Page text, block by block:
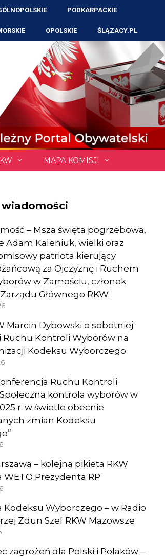
PODKARPACKIE
OPOLSKIE ŚLĄZACY.PL
MAPA KOMISJI
– Msza święta pogrzebowa,
Adam Kaleniuk, wielki oraz
patriota kierujący
za Ojczyznę i Ruchem
w Zamościu, członek
Głównego RKW.
Marcin Dybowski o sobotniej
Kontroli Wyborów na
Kodeksu Wyborczego
Ruchu Kontroli
kontrola wyborów w
r. w świetle obecnie
zmian Kodeksu
– kolejna pikieta RKW
WETO Prezydenta RP
Kodeksu Wyborczego – w Radio
Zdun Szef RKW Mazowsze
zagrożeń dla Polski i Polaków –